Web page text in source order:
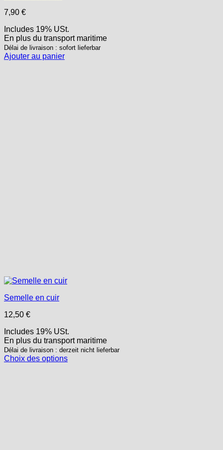
7,90 €
Includes 19% USt.
En plus du transportmaritime
Délai de livraison : sofort lieferbar
Ajouter au panier
Semelle en cuir
12,50 €
Includes 19% USt.
En plus du transportmaritime
Délai de livraison : derzeit nicht lieferbar
Choix des options